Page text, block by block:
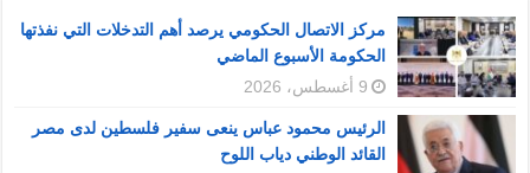
مركز الاتصال الحكومي يرصد أهم التدخلات التي نفذتها
الحكومة الأسبوع الماضي
9 أغسطس، 2026
الرئيس محمود عباس ينعى سفير فلسطين لدى مصر
القائد الوطني دياب اللوح